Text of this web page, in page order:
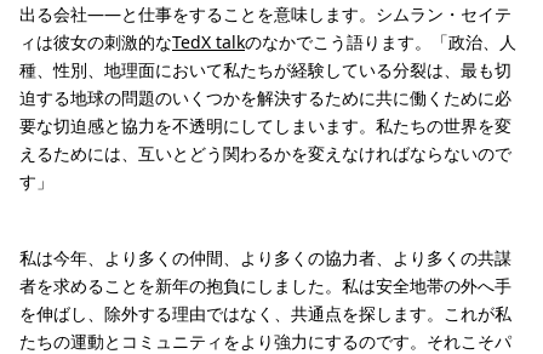
出る会社——と仕事をすることを意味します。シムラン・セイテ
ィは彼女の刺激的なTedX talkのなかでこう語ります。「政治、人
種、性別、地理面において私たちが経験している分裂は、最も切
迫する地球の問題のいくつかを解決するために共に働くために必
要な切迫感と協力を不透明にしてしまいます。私たちの世界を変
えるためには、互いとどう関わるかを変えなければならないので
す」
私は今年、より多くの仲間、より多くの協力者、より多くの共謀
者を求めることを新年の抱負にしました。私は安全地帯の外へ手
を伸ばし、除外する理由ではなく、共通点を探します。これが私
たちの運動とコミュニティをより強力にするのです。それこそパ